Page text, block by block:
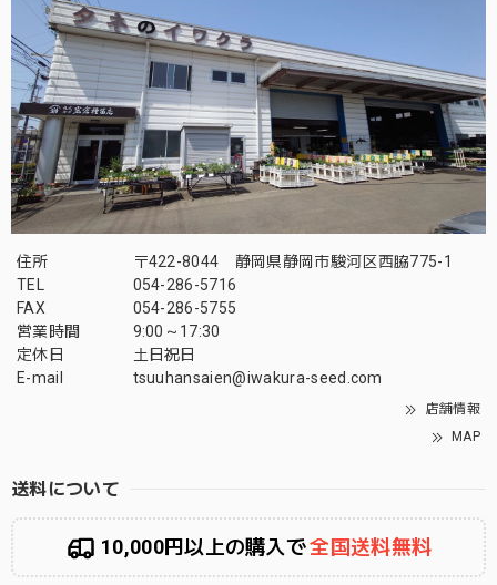
住所
〒422-8044 静岡県静岡市駿河区西脇775-1
TEL
054-286-5716
FAX
054-286-5755
営業時間
9:00～17:30
定休日
土日祝日
E-mail
tsuuhansaien@iwakura-seed.com
店舗情報
MAP
送料について
10,000円以上の購入で全国送料無料